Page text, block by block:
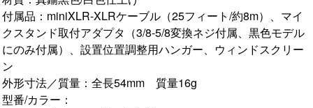
付属品：miniXLR-XLRケーブル（25フィート/約8m）、マイ
クスタンド取付アダプタ（3/8-5/8変換ネジ付属、黒色モデル
にのみ付属）、設置位置調整用ハンガー、ウィンドスクリー
ン
外形寸法／質量：全長54mm 質量16g
型番/カラー：